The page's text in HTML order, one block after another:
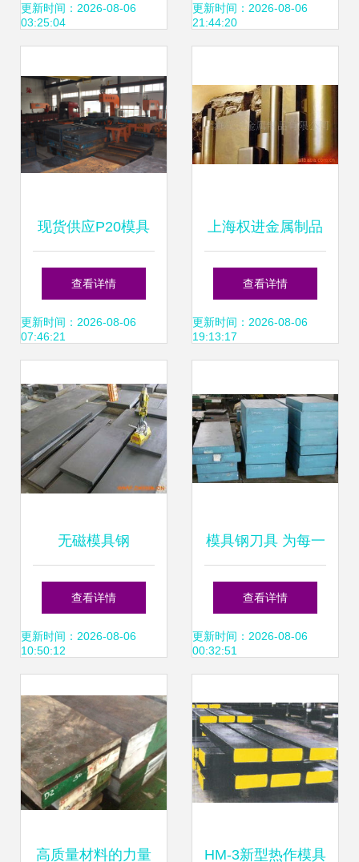
艺与卓越性能的全
更新时间：2026-08-06
03:25:04
材料
更新时间：2026-08-06
21:44:20
现货供应P20模具
钢 高品质整板、零
切与精密加工一体
查看详情
更新时间：2026-08-06
07:46:21
上海权进金属制品
模具钢产品列表
查看详情
更新时间：2026-08-06
19:13:17
无磁模具钢
40Mn18Cr4V的锻
造工艺探究
查看详情
更新时间：2026-08-06
10:50:12
模具钢刀具 为每一
次切割注入工业锋
芒
查看详情
更新时间：2026-08-06
00:32:51
高质量材料的力量 HM-3新型热作模具